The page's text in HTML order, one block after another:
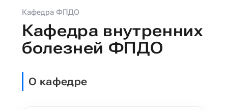
Кафедра ФПДО
Кафедра внутренних
болезней ФПДО
О кафедре